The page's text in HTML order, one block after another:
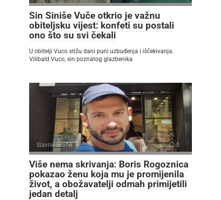
Sin Siniše Vuče otkrio je važnu
obiteljsku vijest: konfeti su postali
ono što su svi čekali
U obitelji Vuco stižu dani puni uzbuđenja i iščekivanja.
Vilibald Vuco, sin poznatog glazbenika
Slavne osobe 0
Više nema skrivanja: Boris Rogoznica
pokazao ženu koja mu je promijenila
život, a obožavatelji odmah primijetili
jedan detalj